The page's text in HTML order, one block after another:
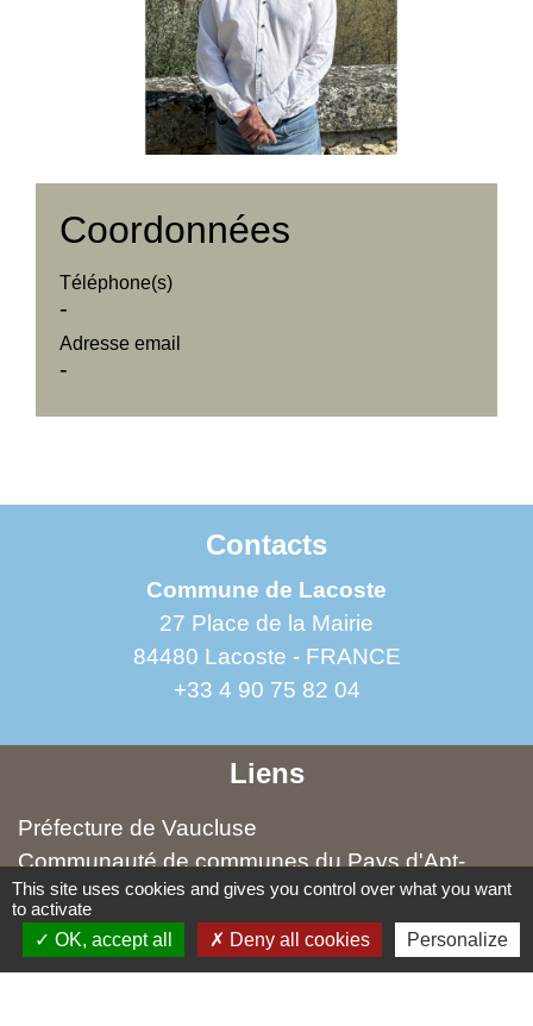
Coordonnées
Téléphone(s)
-
Adresse email
-
Contacts
Commune de Lacoste
27 Place de la Mairie
84480 Lacoste - FRANCE
+33 4 90 75 82 04
Liens
Préfecture de Vaucluse
Communauté de communes du Pays d'Apt-
Luberon (CCPAL)
Office de tourisme Pays d'Apt Luberon
Parc naturel régional du Luberon
This site uses cookies and gives you control over what you want
to activate
OK, accept all
Deny all cookies Personalize